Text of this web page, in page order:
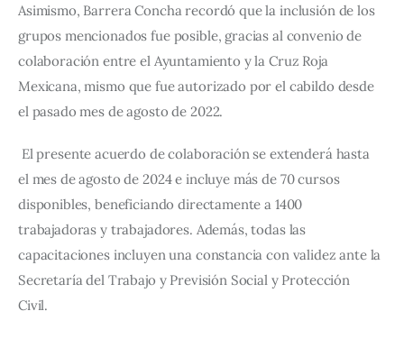
Asimismo, Barrera Concha recordó que la inclusión de los
grupos mencionados fue posible, gracias al convenio de
colaboración entre el Ayuntamiento y la Cruz Roja
Mexicana, mismo que fue autorizado por el cabildo desde
el pasado mes de agosto de 2022.
El presente acuerdo de colaboración se extenderá hasta
el mes de agosto de 2024 e incluye más de 70 cursos
disponibles, beneficiando directamente a 1400
trabajadoras y trabajadores. Además, todas las
capacitaciones incluyen una constancia con validez ante la
Secretaría del Trabajo y Previsión Social y Protección
Civil.